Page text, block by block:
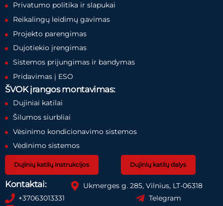
Privatumo politika ir slapukai
Reikalingų leidimų gavimas
Projekto parengimas
Dujotiekio įrengimas
Sistemos prijungimas ir bandymas
Pridavimas į ESO
ŠVOK įrangos montavimas:
Dujiniai katilai
Šilumos siurbliai
Vėsinimo kondicionavimo sistemos
Vėdinimo sistemos
Dujinių katilų instrukcijos Dujinių katilų dalys
Kontaktai:
Ukmerges g. 285, Vilnius, LT-06318
+37063013331
Telegram